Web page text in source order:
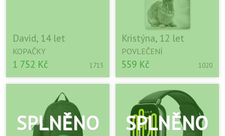
David, 14 let
KOPAČKY
1 752 Kč 1715
Kristýna, 12 let
POVLEČENÍ
559 Kč 1020